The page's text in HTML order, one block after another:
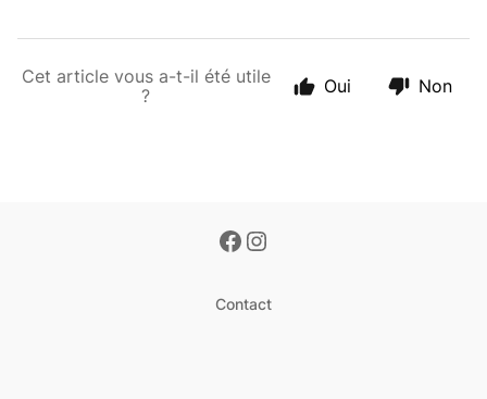
Cet article vous a-t-il été utile
?
Oui Non
Contact